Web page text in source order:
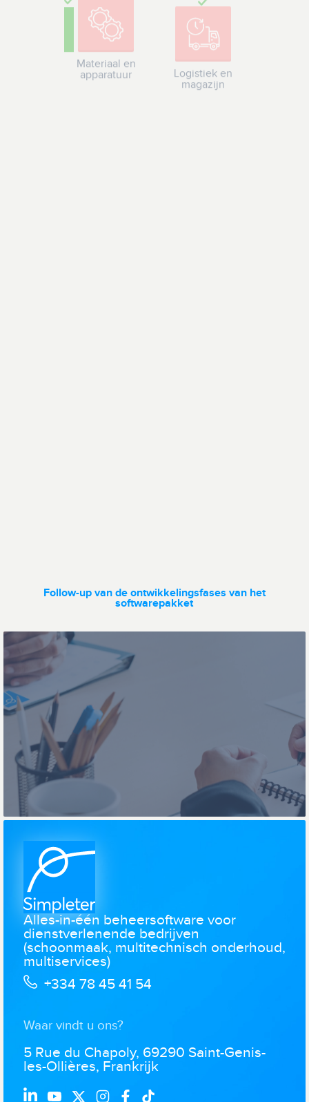
Materiaal en
apparatuur
Logistiek en
magazijn
Ticketing
Follow-up van de ontwikkelingsfases van het
softwarepakket
Alles-in-één beheersoftware voor
dienstverlenende bedrijven
(schoonmaak, multitechnisch onderhoud,
multiservices)
+334 78 45 41 54
Waar vindt u ons?
5 Rue du Chapoly, 69290 Saint-Genis-
les-Ollières, Frankrijk